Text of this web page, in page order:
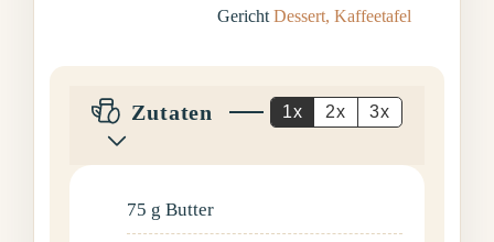
GerichtDessert, Kaffeetafel
Zutaten 1x 2x 3x
75 g Butter